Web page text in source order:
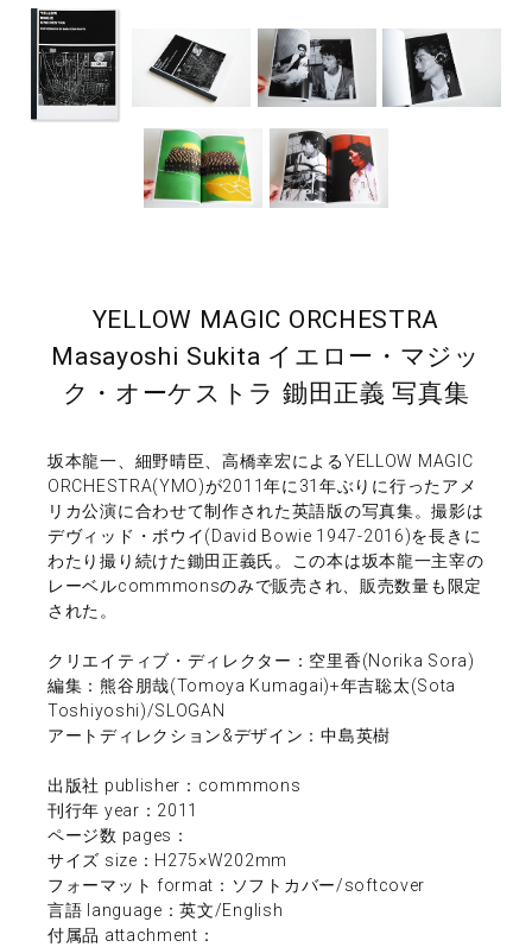
YELLOW MAGIC ORCHESTRA
Masayoshi Sukita イエロー・マジッ
ク・オーケストラ 鋤田正義 写真集
坂本龍一、細野晴臣、高橋幸宏によるYELLOW MAGIC
ORCHESTRA(YMO)が2011年に31年ぶりに行ったアメ
リカ公演に合わせて制作された英語版の写真集。撮影は
デヴィッド・ボウイ(David Bowie 1947-2016)を長きに
わたり撮り続けた鋤田正義氏。この本は坂本龍一主宰の
レーベルcommmonsのみで販売され、販売数量も限定
された。
クリエイティブ・ディレクター：空里香(Norika Sora)
編集：熊谷朋哉(Tomoya Kumagai)+年吉聡太(Sota
Toshiyoshi)/SLOGAN
アートディレクション&デザイン：中島英樹
出版社 publisher：commmons
刊行年 year：2011
ページ数 pages：
サイズ size：H275×W202mm
フォーマット format：ソフトカバー/softcover
言語 language：英文/English
付属品 attachment：